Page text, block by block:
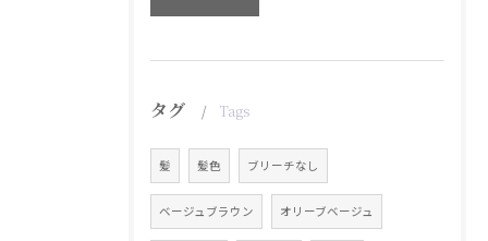
タグ Tags
髪 髪色 ブリーチなし
ベージュブラウン オリーブベージュ